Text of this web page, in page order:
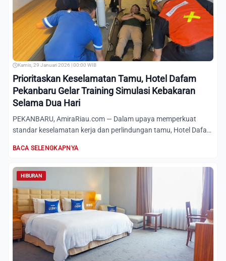
Kamis, 29 Januari 2026 | 00:00 WIB
Prioritaskan Keselamatan Tamu, Hotel Dafam
Pekanbaru Gelar Training Simulasi Kebakaran
Selama Dua Hari
PEKANBARU, AmiraRiau.com — Dalam upaya memperkuat
standar keselamatan kerja dan perlindungan tamu, Hotel Dafam
BACA SELENGKAPNYA
HIBURAN